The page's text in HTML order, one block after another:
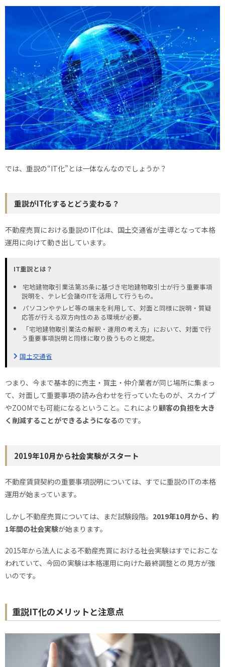
では、重説の“IT化”とは一体なんなのでしょうか？
重説がIT化するとどう変わる？
不動産売買における重説のIT化は、国土交通省が主導となって本格
運用に向けて動き出しています。
IT重説とは？
宅地建物取引業法第35条に基づき宅地建物取引士が行う重要事項
説明を、テレビ会議のITを活用して行うもの。
パソコンやテレビ等の端末を利用して、対面と同様に説明・質疑
応答が行える双方向性のある環境が必要。
「宅地建物取引業法の解釈・運用の考え方」において、対面で行
う重要事項説明と同様に取り扱うものと規定。
国土交通省
つまり、今まで基本的に売主・買主・仲介業者が同じ場所に集まっ
て、対面して重要事項の読み合わせを行っていたものが、スカイプ
やZOOMでも可能になるということ。これにより顧客の負担を大き
く削減することができるようになるのです。
2019年10月から社会実験がスタート
不動産賃貸契約の重要事項説明については、すでに重説のITの本格
運用が始まっています。
しかし不動産売買については、まだ試験段階。 2019年10月から、約
1年間の社会実験が始まります。
2015年から法人による不動産売買における社会実験はすでにおこな
われていて、今回の実験は本格運用に向けた最終調整との見方が強
いのです。
重説IT化のメリットと注意点